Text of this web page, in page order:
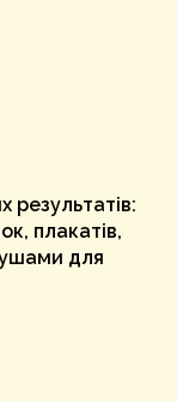
результатів:
плакатів,
для